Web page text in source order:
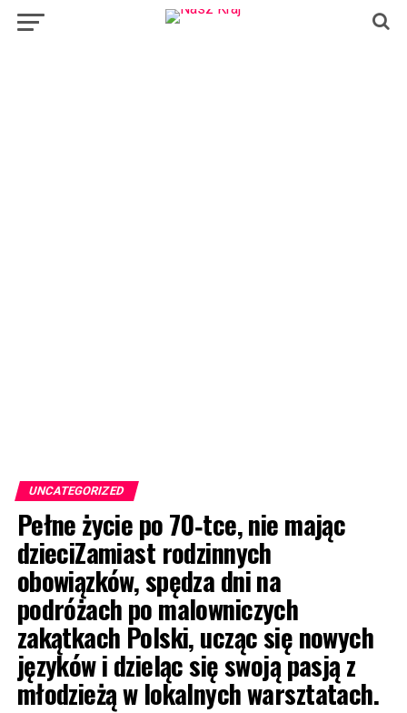
UNCATEGORIZED
Pełne życie po 70‑tce, nie mając
dzieciZamiast rodzinnych
obowiązków, spędza dni na
podróżach po malowniczych
zakątkach Polski, ucząc się nowych
języków i dzieląc się swoją pasją z
młodzieżą w lokalnych warsztatach.